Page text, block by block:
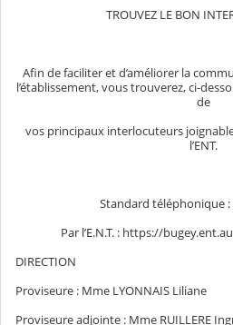
TROUVEZ LE BON
Afin de faciliter et d’améliorer la
l’établissement, vous trouverez, ci-
de
vos principaux interlocuteurs
l’ENT.
Standard téléphonique :
Par l’E.N.T. : https://
DIRECTION
Proviseure : Mme LYONNAIS Liliane
Proviseure adjointe : Mme RUILLERE